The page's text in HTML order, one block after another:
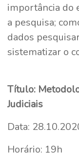
importância do
a pesquisa;
dados
sistematizar o
Título:
Judiciais
Data:
Horário: 19h